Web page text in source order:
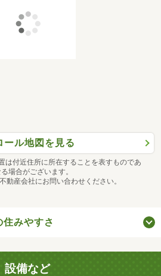
ール地図を見る
は付近住所に所在することを表すものであ
場合がございます。
動産会社にお問い合わせください。
住みやすさ
設備など